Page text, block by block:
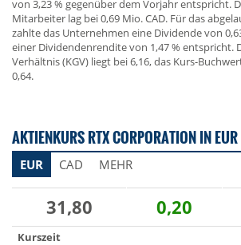
von 3,23 % gegenüber dem Vorjahr entspricht.
Mitarbeiter lag bei 0,69 Mio. CAD. Für das
zahlte das Unternehmen eine Dividende von
einer Dividendenrendite von 1,47 % entspricht.
Verhältnis (KGV) liegt bei 6,16, das Kurs-
0,64.
AKTIENKURS RTX CORPORATION IN EUR
EUR CAD MEHR
31,80 0,20
Kurszeit